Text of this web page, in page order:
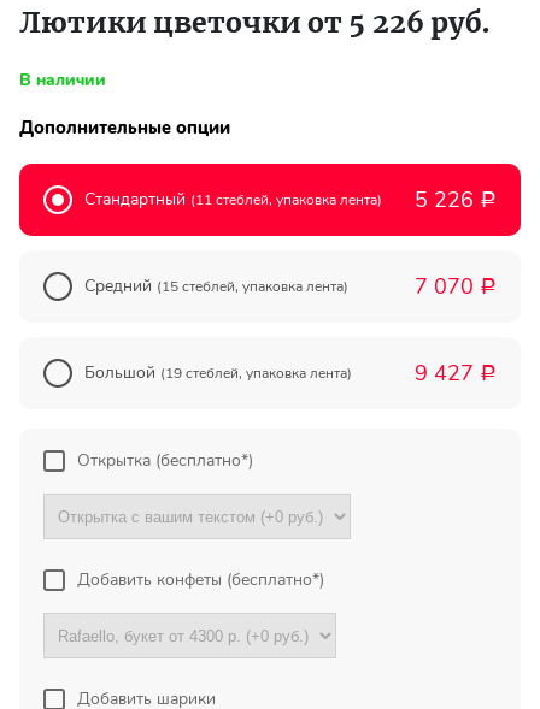
обл.
Прекрасный букет отличная
цена!
Олег
выборе букета. Спасибо
большое. Доставка пришла
клиентом!
Тамара
Гидроторф,
Нижегороская
область
Лютики цветочки от 5 226 руб.
В наличии
Дополнительные опции
Стандартный (11 стеблей, упаковка лента) 5 226 Р
Средний (15 стеблей, упаковка лента) 7 070 Р
Большой (19 стеблей, упаковка лента) 9 427 Р
Открытка (бесплатно*)
Добавить конфеты (бесплатно*)
Добавить шарики